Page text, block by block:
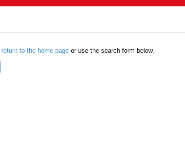
return to the home page or use the search form below.